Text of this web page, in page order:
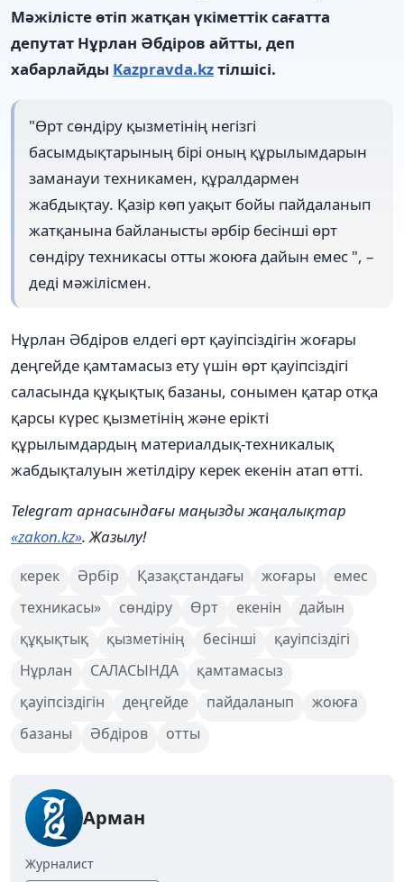
Мәжілісте өтіп жатқан үкіметтік сағатта
депутат Нұрлан Әбдіров айтты, деп
хабарлайды Kazpravda.kzтілшісі.
"Өрт сөндіру қызметінің негізгі
басымдықтарының бірі оның құрылымдарын
заманауи техникамен, құралдармен
жабдықтау. Қазір көп уақыт бойы пайдаланып
жатқанына байланысты әрбір бесінші өрт
сөндіру техникасы отты жоюға дайын емес ", –
деді мәжілісмен.
Нұрлан Әбдіров елдегі өрт қауіпсіздігін жоғары
деңгейде қамтамасыз ету үшін өрт қауіпсіздігі
саласында құқықтық базаны, сонымен қатар отқа
қарсы күрес қызметінің және ерікті
құрылымдардың материалдық-техникалық
жабдықталуын жетілдіру керек екенін атап өтті.
Telegram арнасындағы маңызды жаңалықтар
«zakon.kz». Жазылу!
керек Әрбір Қазақстандағы жоғары
емес
техникасы»
сөндіру Өрт екенін
дайын
құқықтық
қызметінің бесінші
қауіпсіздігі
Нұрлан
САЛАСЫНДА
қамтамасыз
қауіпсіздігін
деңгейде пайдаланып
жоюға
базаны
Әбдіров отты
Арман
Журналист